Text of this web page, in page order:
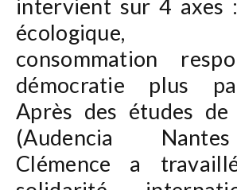
intervient sur 4 axes
écologique,
consommation
démocratie plus
Après des études de
(Audencia
Clémence a